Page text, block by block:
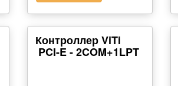
Контроллер ViTi
PCI-E - 2COM+1LPT